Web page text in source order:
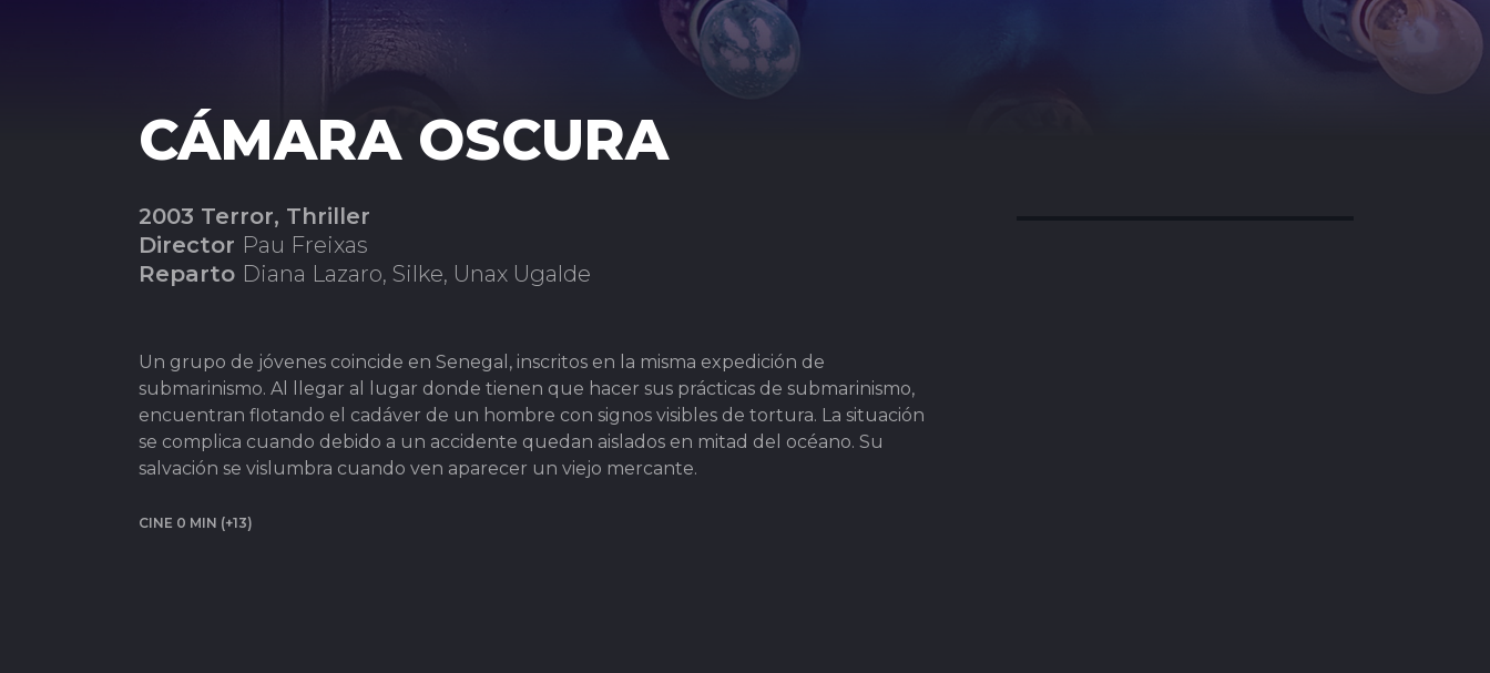
CÁMARA OSCURA
2003 Terror, Thriller
Director Pau Freixas
Reparto Diana Lazaro, Silke, Unax Ugalde
Un grupo de jóvenes coincide en Senegal, inscritos en la misma expedición de
submarinismo. Al llegar al lugar donde tienen que hacer sus prácticas de submarinismo,
encuentran flotando el cadáver de un hombre con signos visibles de tortura. La situación
se complica cuando debido a un accidente quedan aislados en mitad del océano. Su
salvación se vislumbra cuando ven aparecer un viejo mercante.
CINE 0 MIN (+13)